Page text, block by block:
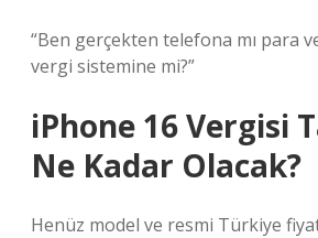
“Ben gerçekten telefona mı para
vergi sistemine mi?”
iPhone 16 Vergisi
Ne Kadar Olacak?
Henüz model ve resmi Türkiye